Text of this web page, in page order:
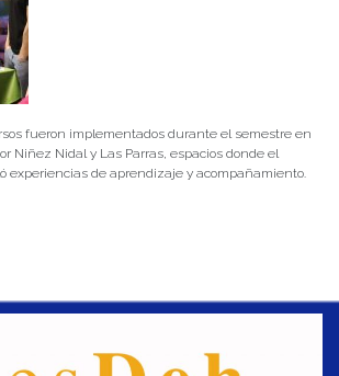
fueron implementados durante el semestre en
Niñez Nidal y Las Parras, espacios donde el
experiencias de aprendizaje y acompañamiento.